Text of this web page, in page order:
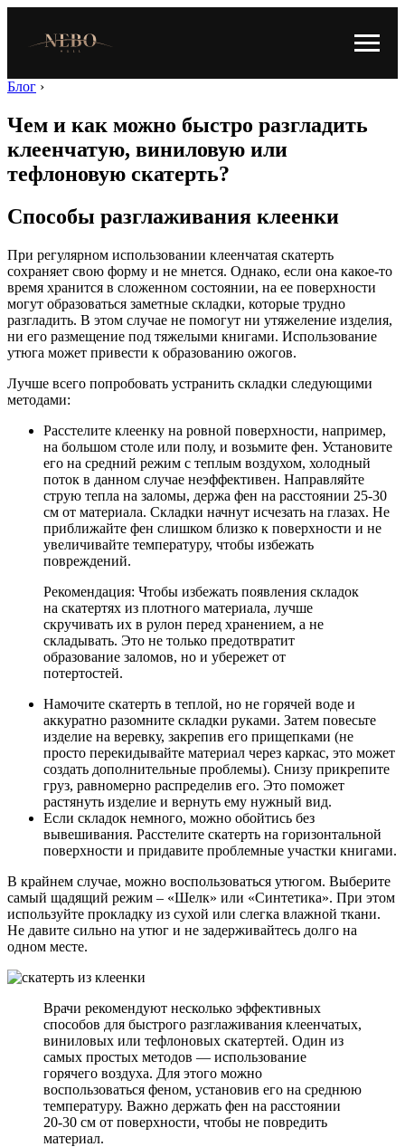
Блог ›
Чем и как можно быстро разгладить
клеенчатую, виниловую или
тефлоновую скатерть?
Способы разглаживания клеенки
При регулярном использовании клеенчатая скатерть
сохраняет свою форму и не мнется. Однако, если она какое-то
время хранится в сложенном состоянии, на ее поверхности
могут образоваться заметные складки, которые трудно
разгладить. В этом случае не помогут ни утяжеление изделия,
ни его размещение под тяжелыми книгами. Использование
утюга может привести к образованию ожогов.
Лучше всего попробовать устранить складки следующими
методами:
Расстелите клеенку на ровной поверхности, например,
на большом столе или полу, и возьмите фен. Установите
его на средний режим с теплым воздухом, холодный
поток в данном случае неэффективен. Направляйте
струю тепла на заломы, держа фен на расстоянии 25-30
см от материала. Складки начнут исчезать на глазах. Не
приближайте фен слишком близко к поверхности и не
увеличивайте температуру, чтобы избежать
повреждений.
Рекомендация: Чтобы избежать появления складок
на скатертях из плотного материала, лучше
скручивать их в рулон перед хранением, а не
складывать. Это не только предотвратит
образование заломов, но и убережет от
потертостей.
Намочите скатерть в теплой, но не горячей воде и
аккуратно разомните складки руками. Затем повесьте
изделие на веревку, закрепив его прищепками (не
просто перекидывайте материал через каркас, это может
создать дополнительные проблемы). Снизу прикрепите
груз, равномерно распределив его. Это поможет
растянуть изделие и вернуть ему нужный вид.
Если складок немного, можно обойтись без
вывешивания. Расстелите скатерть на горизонтальной
поверхности и придавите проблемные участки книгами.
В крайнем случае, можно воспользоваться утюгом. Выберите
самый щадящий режим – «Шелк» или «Синтетика». При этом
используйте прокладку из сухой или слегка влажной ткани.
Не давите сильно на утюг и не задерживайтесь долго на
одном месте.
Врачи рекомендуют несколько эффективных
способов для быстрого разглаживания клеенчатых,
виниловых или тефлоновых скатертей. Один из
самых простых методов — использование
горячего воздуха. Для этого можно
воспользоваться феном, установив его на среднюю
температуру. Важно держать фен на расстоянии
20-30 см от поверхности, чтобы не повредить
материал.